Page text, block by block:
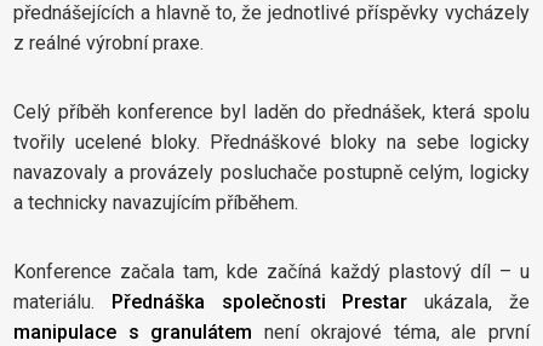
přednášejících a hlavně to, že jednotlivé příspěvky vycházely
z reálné výrobní praxe.
Celý příběh konference byl laděn do přednášek, která spolu
tvořily ucelené bloky. Přednáškové bloky na sebe logicky
navazovaly a provázely posluchače postupně celým, logicky
a technicky navazujícím příběhem.
Konference začala tam, kde začíná každý plastový díl – u
materiálu.
Přednáška společnosti Prestar ukázala, že
manipulace s granulátem není okrajové téma, ale první